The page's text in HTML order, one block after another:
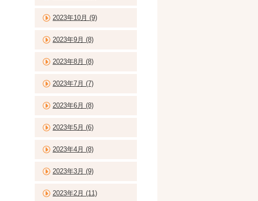
2023年10月 (9)
2023年9月 (8)
2023年8月 (8)
2023年7月 (7)
2023年6月 (8)
2023年5月 (6)
2023年4月 (8)
2023年3月 (9)
2023年2月 (11)